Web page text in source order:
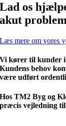
Lad os
akut
Læs mere om vores
Vi kører til kunder i
Kundens behov
være udført
Hos TM2 Byg og
præcis vejledning